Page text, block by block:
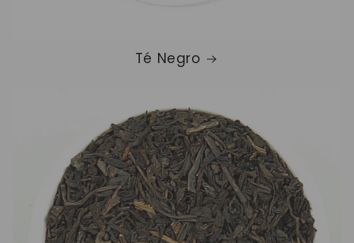
Té Negro